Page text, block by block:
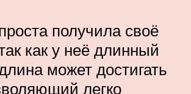
получила своё
как у неё длинный
может достигать
легко